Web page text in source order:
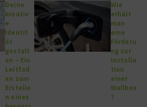
Deine
kreativ
e
Identit
ät
gestalt
en – Ein
Leitfad
en zum
Erstelle
n eines
Wie
erhält
man
eine
Förderu
ng zur
Installa
tion
einer
Wallbox
?